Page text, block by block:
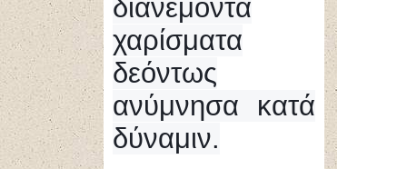
διανέμοντα
χαρίσματα
δεόντως
ανύμνησα κατά
δύναμιν.